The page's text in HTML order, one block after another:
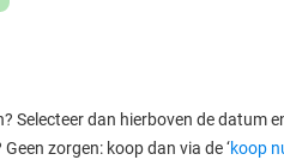
Selecteer dan hierboven de datum
zorgen: koop dan via de ‘koop